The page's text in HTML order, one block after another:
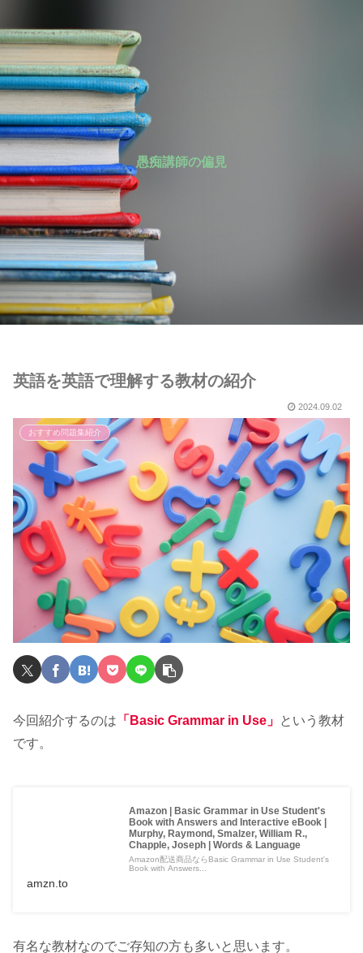
愚痴講師の偏見
英語を英語で理解する教材の紹介
2024.09.02
おすすめ問題集紹介
今回紹介するのは 「Basic Grammar in Use」 という教材
です。
Amazon | Basic Grammar in Use Student's
Book with Answers and Interactive eBook |
Murphy, Raymond, Smalzer, William R.,
Chapple, Joseph | Words & Language
Amazon配送商品ならBasic Grammar in Use Student's
Book with Answers...
amzn.to
有名な教材なのでご存知の方も多いと思います。